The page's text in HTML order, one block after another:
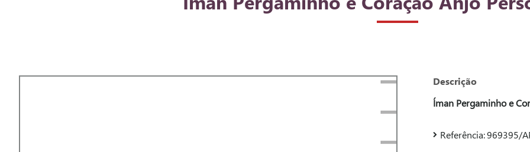
Descrição
Íman Pergaminho e
Referência:969395/